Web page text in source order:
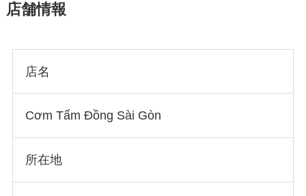
店舗情報
店名
Cơm Tấm Đồng Sài Gòn
所在地